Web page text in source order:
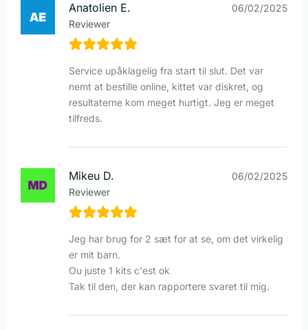
Anatolien E.
Reviewer
06/02/2025
Service upåklagelig fra start til slut. Det var
nemt at bestille online, kittet var diskret, og
resultaterne kom meget hurtigt. Jeg er meget
tilfreds.
Mikeu D.
Reviewer
06/02/2025
Jeg har brug for 2 sæt for at se, om det virkelig
er mit barn.
Ou juste 1 kits c'est ok
Tak til den, der kan rapportere svaret til mig.